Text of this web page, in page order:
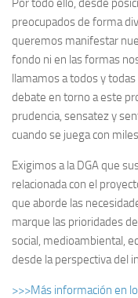
Por todo ello, desde
preocupados de forma
queremos manifestar
fondo ni en las formas
llamamos a todos y
debate en torno a este
prudencia, sensatez y
cuando se juega con
Exigimos a la DGA que
relacionada con el
que aborde las
marque las prioridades
social, medioambiental,
desde la perspectiva del
>>>Más información en